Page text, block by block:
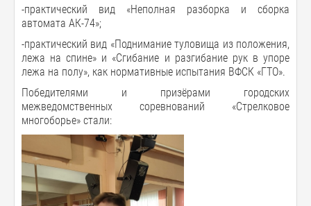
-практический вид «Неполная разборка и сборка
автомата АК-74»;
-практический вид «Поднимание туловища из положения,
лежа на спине» и «Сгибание и разгибание рук в упоре
лежа на полу», как нормативные испытания ВФСК «ГТО».
Победителями и призёрами городских
межведомственных соревнований «Стрелковое
многоборье» стали: